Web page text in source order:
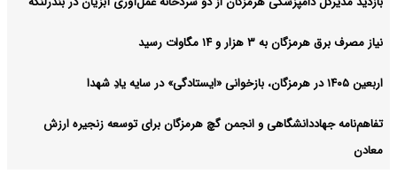
نیاز مصرف برق هرمزگان به ۳ هزار و ۱۴ مگاوات رسید
اربعین ۱۴۰۵ در هرمزگان، بازخوانی «ایستادگی» در سایه یادِ شهدا
تفاهم‌نامه جهاددانشگاهی و انجمن گچ هرمزگان برای توسعه زنجیره ارزش
معادن